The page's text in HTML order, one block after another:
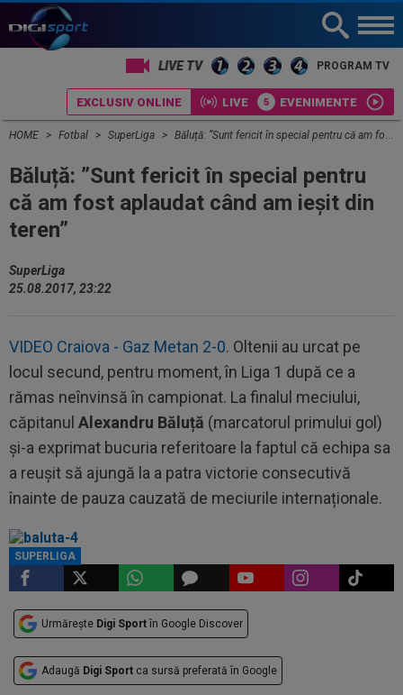
LIVE TV PROGRAM TV
EXCLUSIV ONLINE LIVE EVENIMENTE
HOME Fotbal SuperLiga Băluță: ”Sunt fericit în special pentru că am fost aplaudat când am ieșit din teren”
Băluță: ”Sunt fericit în special pentru
că am fost aplaudat când am ieșit din
teren”
SuperLiga
25.08.2017, 23:22
VIDEO Craiova - Gaz Metan 2-0. Oltenii au urcat pe
locul secund, pentru moment, în Liga 1 după ce a
rămas neînvinsă în campionat. La finalul meciului,
căpitanul Alexandru Băluță (marcatorul primului gol)
și-a exprimat bucuria referitoare la faptul că echipa sa
a reușit să ajungă la a patra victorie consecutivă
înainte de pauza cauzată de meciurile internaționale.
SUPERLIGA
Urmărește Digi Sport în Google Discover
Adaugă Digi Sport ca sursă preferată în Google